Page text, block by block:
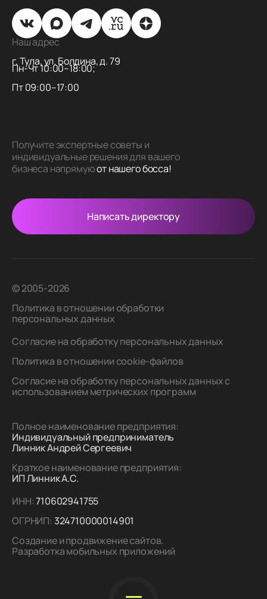
Получите экспертные советы и
индивидуальные решения для вашего
бизнеса напрямуюот нашего босса!
Написать директору
Наш адрес
г. Тула, ул. Болдина, д. 79
Пн-Чт 10:00–18:00;
Пт 09:00–17:00
© 2005-2026
Политика в отношении обработки
персональных данных
Полное наименование предприятия:
Индивидуальный предприниматель
Линник Андрей Сергеевич
Краткое наименование предприятия:
ИП Линник А.С.
ИНН:710602941755
ОГРНИП: 324710000014901
Создание и продвижение сайтов.
Разработка мобильных приложений
Согласие на обработку персональных данных
Политика в отношении cookie-файлов
Согласие на обработку персональных данных с
использованием метрических программ